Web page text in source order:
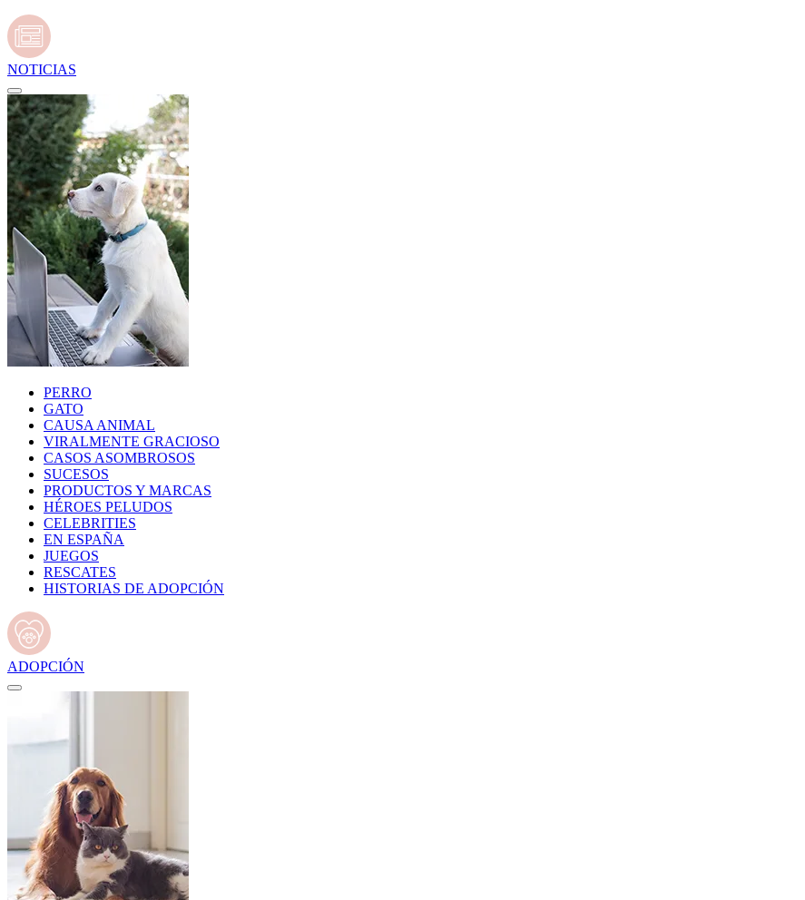
NOTICIAS
PERRO
GATO
CAUSA ANIMAL
VIRALMENTE GRACIOSO
CASOS ASOMBROSOS
SUCESOS
PRODUCTOS Y MARCAS
HÉROES PELUDOS
CELEBRITIES
EN ESPAÑA
JUEGOS
RESCATES
HISTORIAS DE ADOPCIÓN
ADOPCIÓN